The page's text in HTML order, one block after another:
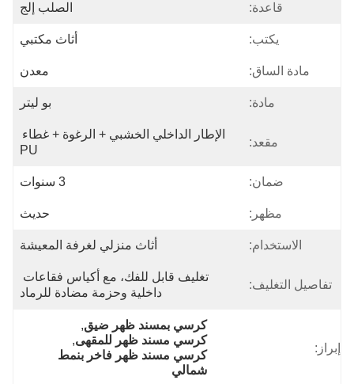
قاعدة: الصلب إلج
يكتب: أثاث مكتبي
مادة الساق: معدن
مادة: بو ليتر
مقعد:
الإطار الداخلي الخشبي + الرغوة + غطاء
PU
ضمان: 3 سنوات
مظهر: حديث
الاستخدام: أثاث منزلي لغرفة المعيشة
تفاصيل التغليف:
تغليف قابل للفك، مع أكياس فقاعات
داخلية وحزمة مضادة للرماد
إبراز:
كرسي بمسند ظهر ضيق,
كرسي مسند ظهر للمقهى ,
كرسي مسند ظهر فاخر بنمط
شمالي